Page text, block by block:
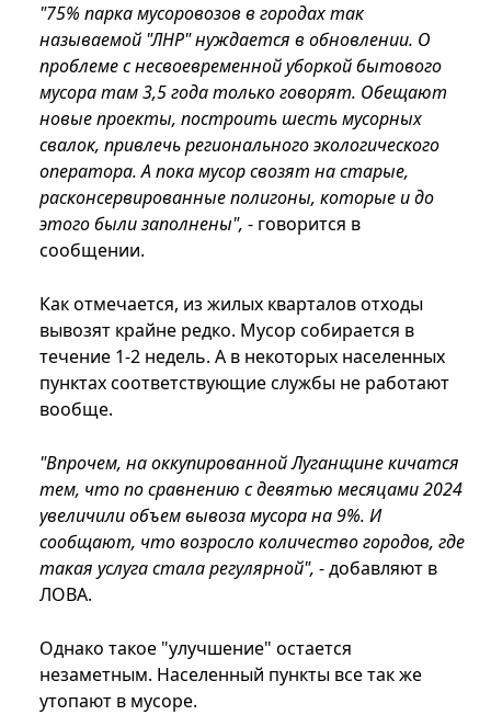
"75% парка мусоровозов в городах так
называемой "ЛНР" нуждается в обновлении. О
проблеме с несвоевременной уборкой бытового
мусора там 3,5 года только говорят. Обещают
новые проекты, построить шесть мусорных
свалок, привлечь регионального экологического
оператора. А пока мусор свозят на старые,
расконсервированные полигоны, которые и до
этого были заполнены", - говорится в
сообщении.
Как отмечается, из жилых кварталов отходы
вывозят крайне редко. Мусор собирается в
течение 1-2 недель. А в некоторых населенных
пунктах соответствующие службы не работают
вообще.
"Впрочем, на оккупированной Луганщине кичатся
тем, что по сравнению с девятью месяцами 2024
увеличили объем вывоза мусора на 9%. И
сообщают, что возросло количество городов, где
такая услуга стала регулярной", - добавляют в
ЛОВА.
Однако такое "улучшение" остается
незаметным. Населенный пункты все так же
утопают в мусоре.